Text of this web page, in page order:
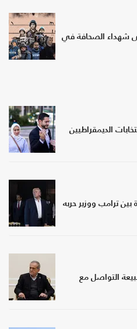
على شهداء الصحافة في
الديمقراطيين
ترامب ووزير حربه
التواصل مع